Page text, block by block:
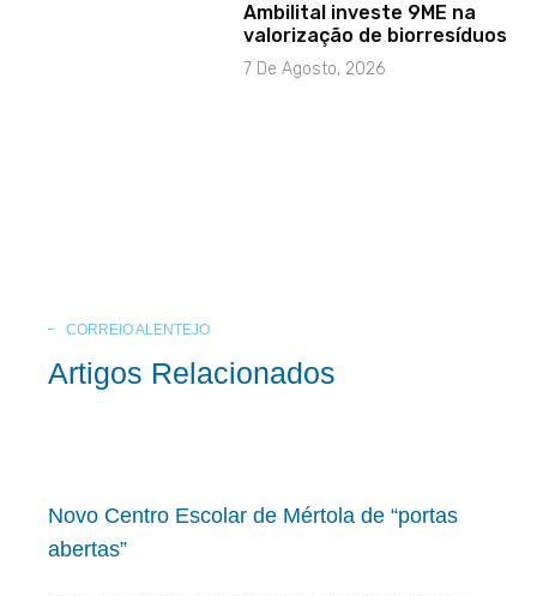
Ambilital investe 9ME na
valorização de biorresíduos
7 De Agosto, 2026
CORREIO ALENTEJO
Artigos Relacionados
Novo Centro Escolar de Mértola de “portas
abertas”